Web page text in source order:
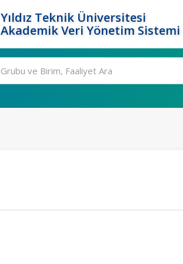
Yıldız Teknik Üniversitesi
Akademik Veri Yönetim Sistemi